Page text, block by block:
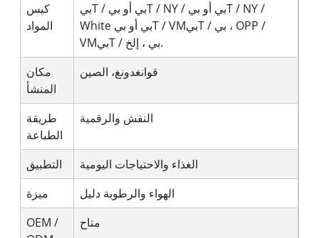
كيس
المواد
بيT / بي أو بيT / NY / بي أو بيT / NY /
White بي أو بيT / VMبيT / بي ، OPP /
VMبيT / بي ، إلخ.
مكان
المنشأ
قوانغدونغ، الصين
طريقة
الطباعة
النقش والرقمية
التطبيق
الغذاء والاحتياجات اليومية
ميزة
الهواء والرطوبة دليل
OEM /
متاح